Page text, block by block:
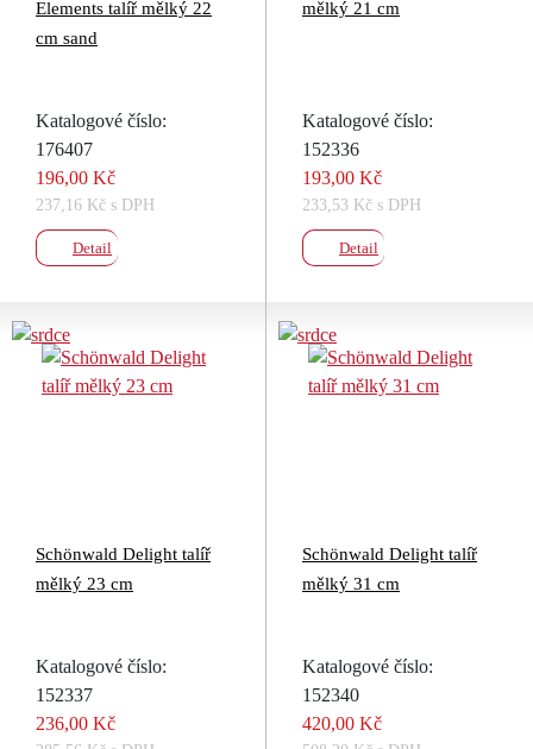
Elements talíř mělký 22
cm sand
Katalogové číslo:
176407
196,00 Kč
237,16 Kč s DPH
Detail
mělký 21 cm
Katalogové číslo:
152336
193,00 Kč
233,53 Kč s DPH
Detail
Schönwald Delight talíř
mělký 23 cm
Katalogové číslo:
152337
236,00 Kč
Schönwald Delight talíř
mělký 31 cm
Katalogové číslo:
152340
420,00 Kč